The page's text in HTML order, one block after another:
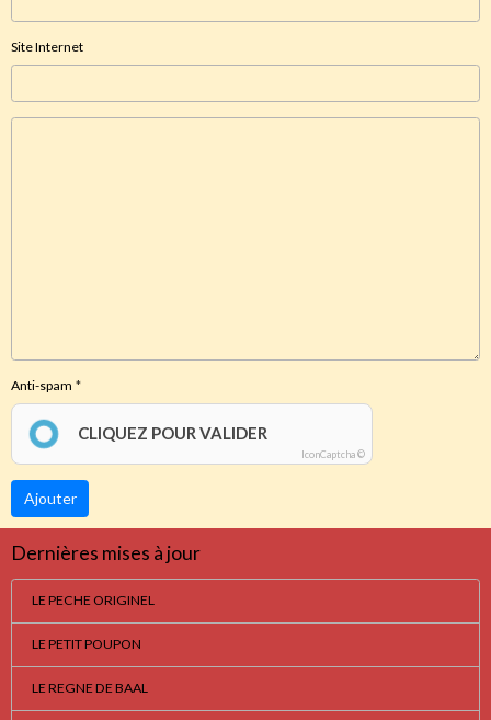
Site Internet
Anti-spam
CLIQUEZ POUR VALIDER
IconCaptcha ©
Ajouter
Dernières mises à jour
LE PECHE ORIGINEL
LE PETIT POUPON
LE REGNE DE BAAL